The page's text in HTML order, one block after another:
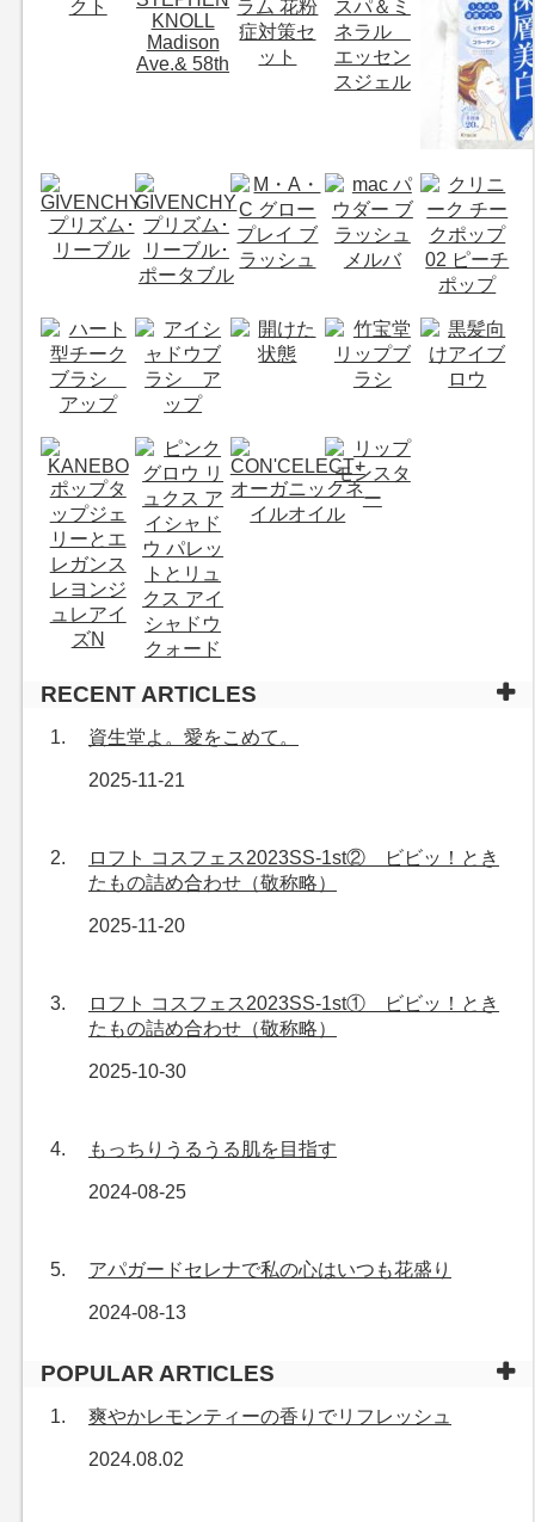
RECENT ARTICLES
資生堂よ。愛をこめて。
2025-11-21
ロフト コスフェス2023SS-1st② ビビッ！とき
たもの詰め合わせ（敬称略）
2025-11-20
ロフト コスフェス2023SS-1st① ビビッ！とき
たもの詰め合わせ（敬称略）
2025-10-30
もっちりうるうる肌を目指す
2024-08-25
アパガードセレナで私の心はいつも花盛り
2024-08-13
POPULAR ARTICLES
爽やかレモンティーの香りでリフレッシュ
2024.08.02